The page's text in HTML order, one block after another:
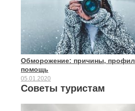
Обморожение: причины,
помощь
05.01.2020
Советы туристам